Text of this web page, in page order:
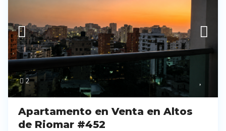
2
Apartamento en Venta en Altos
de Riomar #452